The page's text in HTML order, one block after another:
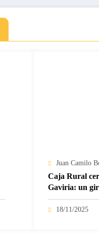
Juan Camilo
Caja Rural
Gaviria: un
18/11/2025